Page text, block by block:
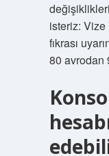
isteriz: Vize
fıkrası
80 avrodan